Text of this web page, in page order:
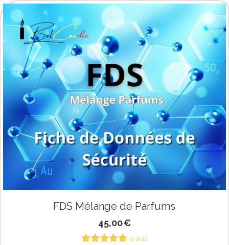
FDS Mélange de Parfums
45,00€
0 avis